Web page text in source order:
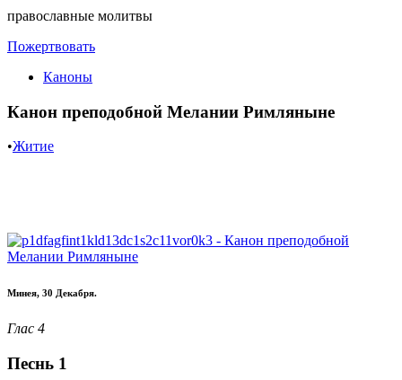
православные молитвы
Пожертвовать
Каноны
Канон преподобной Мелании Римляныне
•Житие
Минея, 30 Декабря.
Глас 4
Песнь 1